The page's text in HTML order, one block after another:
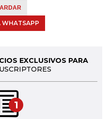
WHATSAPP
EXCLUSIVOS PARA
1